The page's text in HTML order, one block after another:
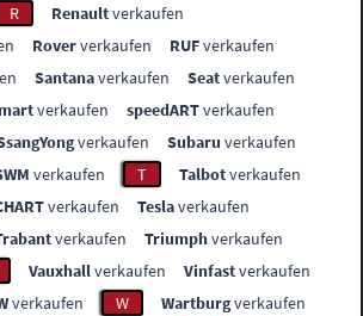
R Renaultverkaufen
Roververkaufen RUFverkaufen
Santanaverkaufen Seatverkaufen
verkaufen speedARTverkaufen
verkaufen Subaru verkaufen
verkaufen T Talbotverkaufen
verkaufen Teslaverkaufen
verkaufen Triumphverkaufen
Vauxhallverkaufen Vinfastverkaufen
verkaufen W Wartburgverkaufen